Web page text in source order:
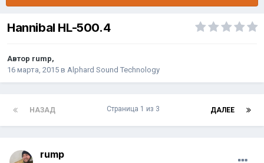
Hannibal HL-500.4
Автор rump,
16 марта, 2015 в Alphard Sound Technology
НАЗАД ДАЛЕЕ
Страница 1 из 3
rump